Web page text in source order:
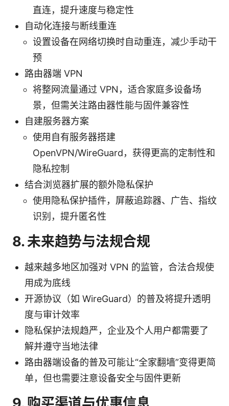
直连，提升速度与稳定性
自动化连接与断线重连
设置设备在网络切换时自动重连，减少手动干
预
路由器端 VPN
将整网流量通过 VPN，适合家庭多设备场
景，但需关注路由器性能与固件兼容性
自建服务器方案
使用自有服务器搭建
OpenVPN/WireGuard，获得更高的定制性和
隐私控制
结合浏览器扩展的额外隐私保护
使用隐私保护插件，屏蔽追踪器、广告、指纹
识别，提升匿名性
8. 未来趋势与法规合规
越来越多地区加强对 VPN 的监管，合法合规使
用成为底线
开源协议（如 WireGuard）的普及将提升透明
度与审计效率
隐私保护法规趋严，企业及个人用户都需要了
解并遵守当地法律
路由器端设备的普及可能让“全家翻墙”变得更简
单，但也需要注意设备安全与固件更新